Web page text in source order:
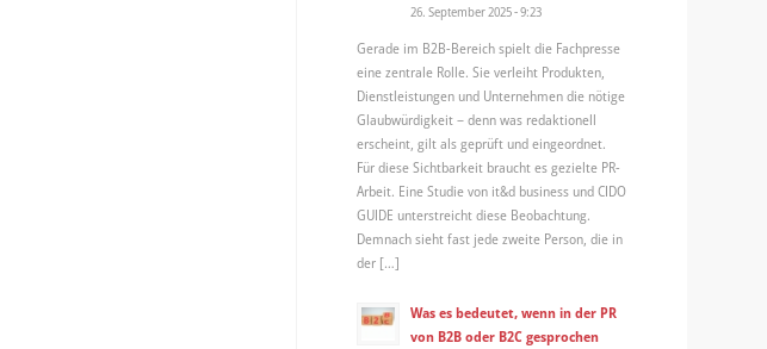
26. September 2025 - 9:23
Gerade im B2B-Bereich spielt die Fachpresse
eine zentrale Rolle. Sie verleiht Produkten,
Dienstleistungen und Unternehmen die nötige
Glaubwürdigkeit – denn was redaktionell
erscheint, gilt als geprüft und eingeordnet.
Für diese Sichtbarkeit braucht es gezielte PR-
Arbeit. Eine Studie von it&d business und CIDO
GUIDE unterstreicht diese Beobachtung.
Demnach sieht fast jede zweite Person, die in
der […]
Was es bedeutet, wenn in der PR
von B2B oder B2C gesprochen